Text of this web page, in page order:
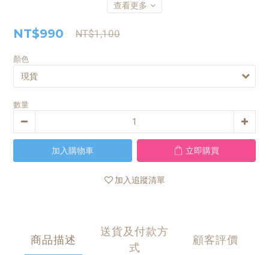
查看更多
NT$990 NT$1,100
顏色
數量
加入購物車 立即購買
加入追蹤清單
商品描述
送貨及付款方
式
顧客評價